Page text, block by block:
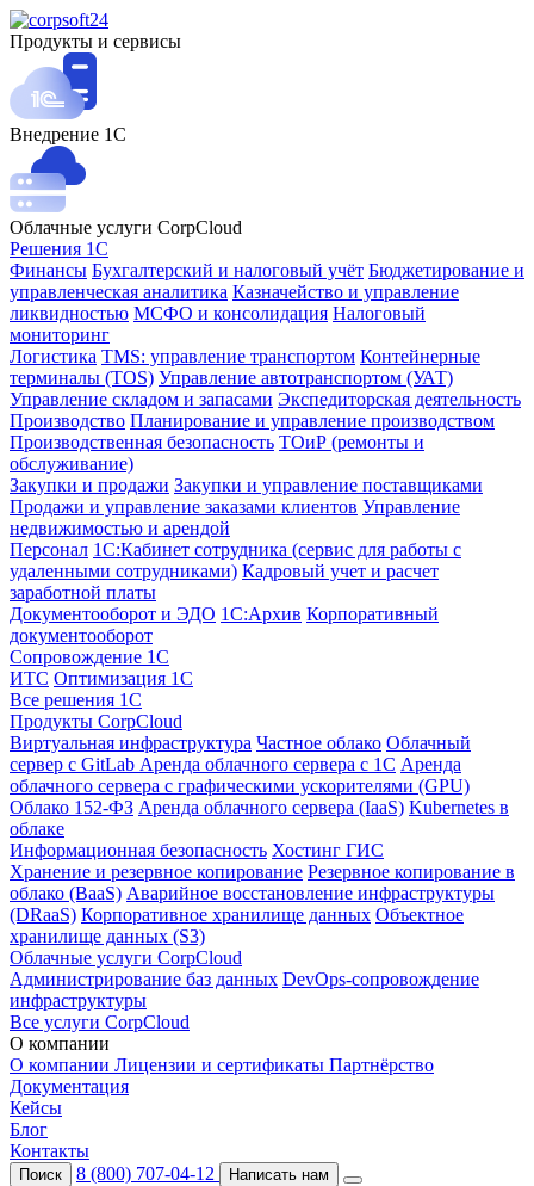
Продукты и сервисы
Внедрение 1С
Облачные услуги CorpCloud
Решения 1С
Финансы Бухгалтерский и налоговый учёт Бюджетирование и
управленческая аналитика Казначейство и управление
ликвидностью МСФО и консолидация Налоговый
мониторинг
Логистика TMS: управление транспортом Контейнерные
терминалы (TOS) Управление автотранспортом (УАТ)
Управление складом и запасами Экспедиторская деятельность
Производство Планирование и управление производством
Производственная безопасность ТОиР (ремонты и
обслуживание)
Закупки и продажи Закупки и управление поставщиками
Продажи и управление заказами клиентов Управление
недвижимостью и арендой
Персонал 1С:Кабинет сотрудника (сервис для работы с
удаленными сотрудниками) Кадровый учет и расчет
заработной платы
Документооборот и ЭДО 1С:Архив Корпоративный
документооборот
Сопровождение 1С
ИТС Оптимизация 1С
Все решения 1С
Продукты CorpCloud
Виртуальная инфраструктура Частное облако Облачный
сервер с GitLab Аренда облачного сервера с 1С Аренда
облачного сервера с графическими ускорителями (GPU)
Облако 152-ФЗ Аренда облачного сервера (IaaS) Kubernetes в
облаке
Информационная безопасность Хостинг ГИС
Хранение и резервное копирование Резервное копирование в
облако (BaaS) Аварийное восстановление инфраструктуры
(DRaaS) Корпоративное хранилище данных Объектное
хранилище данных (S3)
Облачные услуги CorpCloud
Администрирование баз данных DevOps-сопровождение
инфраструктуры
Все услуги CorpCloud
О компании
О компании Лицензии и сертификаты Партнёрство
Документация
Кейсы
Блог
Контакты
Поиск 8 (800) 707-04-12 Написать нам